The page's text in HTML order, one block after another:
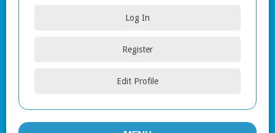
Log In
Register
Edit Profile